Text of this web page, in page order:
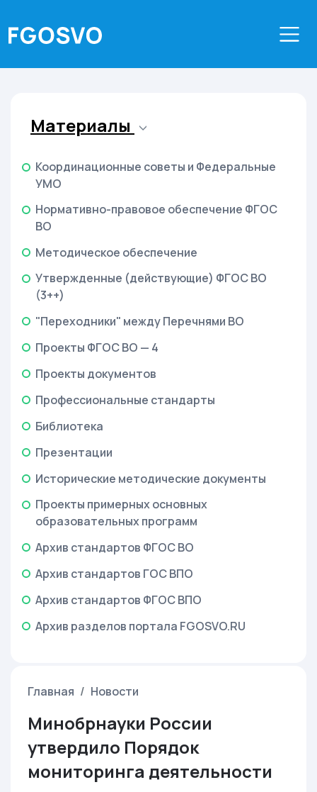
Материалы
Координационные советы и Федеральные
УМО
Нормативно-правовое обеспечение ФГОС
ВО
Методическое обеспечение
Утвержденные (действующие) ФГОС ВО
(3++)
"Переходники" между Перечнями ВО
Проекты ФГОС ВО — 4
Проекты документов
Профессиональные стандарты
Библиотека
Презентации
Исторические методические документы
Проекты примерных основных
образовательных программ
Архив стандартов ФГОС ВО
Архив стандартов ГОС ВПО
Архив стандартов ФГОС ВПО
Архив разделов портала FGOSVO.RU
Главная Новости
Минобрнауки России
утвердило Порядок
мониторинга деятельности